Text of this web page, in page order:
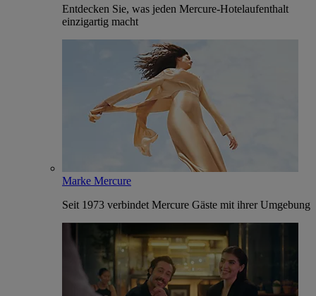
Entdecken Sie, was jeden Mercure-Hotelaufenthalt
einzigartig macht
Marke Mercure
Seit 1973 verbindet Mercure Gäste mit ihrer Umgebung